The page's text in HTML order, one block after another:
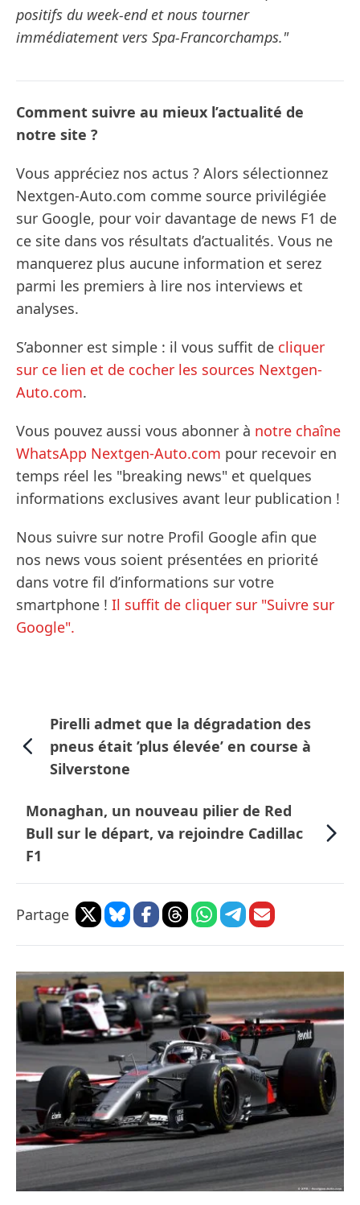
positifs du week-end et nous tourner
immédiatement vers Spa-Francorchamps."
Comment suivre au mieux l’actualité de
notre site ?
Vous appréciez nos actus ? Alors sélectionnez
Nextgen-Auto.com comme source privilégiée
sur Google, pour voir davantage de news F1 de
ce site dans vos résultats d’actualités. Vous ne
manquerez plus aucune information et serez
parmi les premiers à lire nos interviews et
analyses.
S’abonner est simple : il vous suffit de cliquer
sur ce lien et de cocher les sources Nextgen-
Auto.com.
Vous pouvez aussi vous abonner à notre chaîne
WhatsApp Nextgen-Auto.com pour recevoir en
temps réel les "breaking news" et quelques
informations exclusives avant leur publication !
Nous suivre sur notre Profil Google afin que
nos news vous soient présentées en priorité
dans votre fil d’informations sur votre
smartphone ! Il suffit de cliquer sur "Suivre sur
Google".
Pirelli admet que la dégradation des
pneus était ’plus élevée’ en course à
Silverstone
Monaghan, un nouveau pilier de Red
Bull sur le départ, va rejoindre Cadillac
F1
Partage